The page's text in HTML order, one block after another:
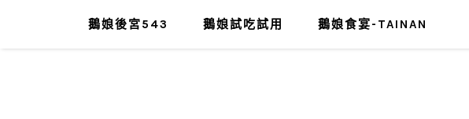
鵝娘後宮543 鵝娘試吃試用 鵝娘食宴-TAINAN